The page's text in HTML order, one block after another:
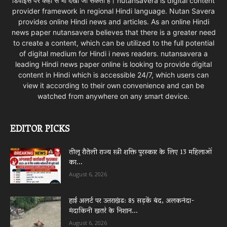
provider framework in regional Hindi language. Nutan Savera
provides online Hindi news and articles. As an online Hindi
news paper nutansavera believes that there is a greater need
to create a content, which can be utilized to the full potential
of digital medium for Hindi i news readers. nutansavera a
leading Hindi news paper online is looking to provide digital
content in Hindi which is accessible 24/7, which users can
view it according to their own convenience and can be
watched from anywhere on any smart device.
EDITOR PICKS
तीलू रौतेली राज्य स्त्री शक्ति पुरस्कार के लिए 13 महिलाओं
का...
August 6, 2026
हाई अलर्ट पर उत्तराखंड: 85 सड़कें बंद, अलकनंदा-
मंदाकिनी खतरे के निशान...
August 6, 2026